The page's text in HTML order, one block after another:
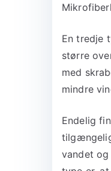
En tredje
større
med
mindre
Endelig
vandet og